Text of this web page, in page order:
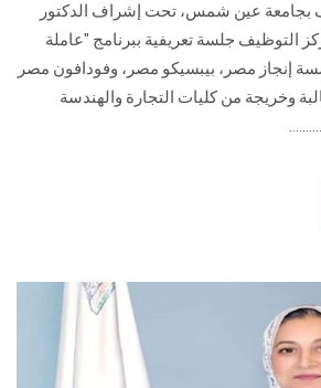
بجامعة عين شمس، تحت إشراف الدكتور
التوظيف جلسة تعريفية ببرنامج "عاملة
إنجاز مصر، بيبسيكو مصر، وفودافون مصر
عدد 60 طالبة وخريجة من كليات التجارة والهندسة